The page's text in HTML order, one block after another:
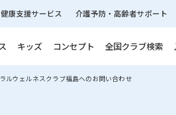
康支援サービス 介護予防・高齢者サポート
キッズ コンセプト 全国クラブ検索
ルウェルネスクラブ福島へのお問い合わせ